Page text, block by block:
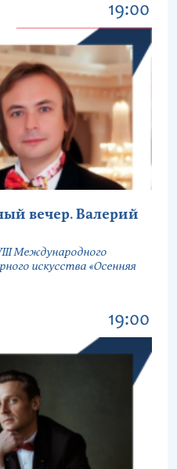
19:00
вечер. Валерий
Международного
искусства «Осенняя
19:00